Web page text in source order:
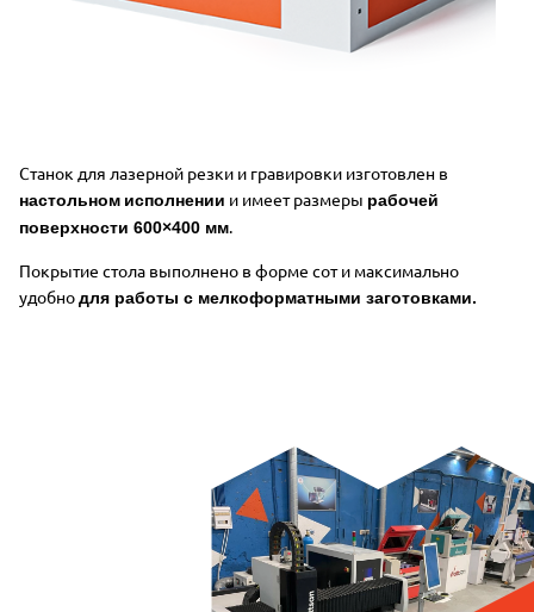
Станок для лазерной резки и гравировки изготовлен в
настольном исполнении и имеет размеры рабочей
поверхности 600×400 мм.
Покрытие стола выполнено в форме сот и максимально
удобнодля работы с мелкоформатными заготовками.